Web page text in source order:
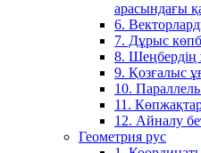
арасындағы
6.
7. Дұрыс
8.
9. Қозғалыс
10.
11.
12. Айналу
Геометрия рус